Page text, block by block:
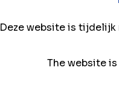
Deze website is tijdelijk
The website